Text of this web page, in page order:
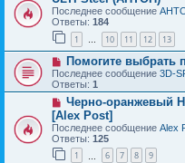
Последнее сообщение
Ответы: 184
1 … 10 11 12 13
Помогите выбрать
Последнее сообщение 3D-
Ответы: 1
Черно-оранжевый
[Alex Post]
Последнее сообщение Alex
Ответы: 125
1 6 7 8 9